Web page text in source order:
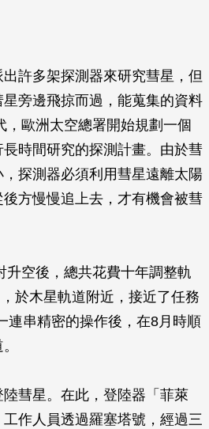
許多架探測器來研究彗星，但
旁邊飛掠而過，能蒐集的資料
，歐洲太空總署開始規劃一個
時間研究的探測計畫。由於彗
探測器必須利用彗星遠離太陽
方慢慢追上去，才有機會被彗
升空後，總共花費十年調整軌
於木星軌道附近，接近了任務
連串精密的操作後，在8月時順
彗星。在此，登陸器「菲萊
作人員透過羅塞塔號，經過三